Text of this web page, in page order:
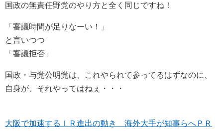
国政の無責任野党のやり方と全く同じですね！
「審議時間が足りなーい！」
と言いつつ
「審議拒否」
国政・与党公明党は、これやられて参ってるはずなのに、
自身が、それやってはねぇ・・・
大阪で加速するＩＲ進出の動き 海外大手が知事らへＰＲ